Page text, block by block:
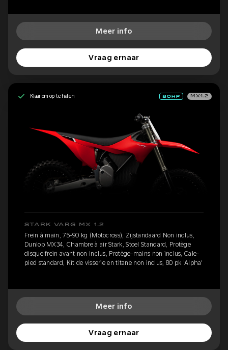
Meer info
Vraag ernaar
Klaar om op te halen MX1.2
STARK VARG MX 1.2
Frein à main, 75-90 kg (Motocross), Zijstandaard Non inclus,
Dunlop MX34, Chambre à air Stark, Stoel Standard, Protège
disque frein avant non inclus, Protège-mains non inclus, Cale-
pied standard, Kit de visserie en titane non inclus, 80 pk 'Alpha'
Meer info
Vraag ernaar